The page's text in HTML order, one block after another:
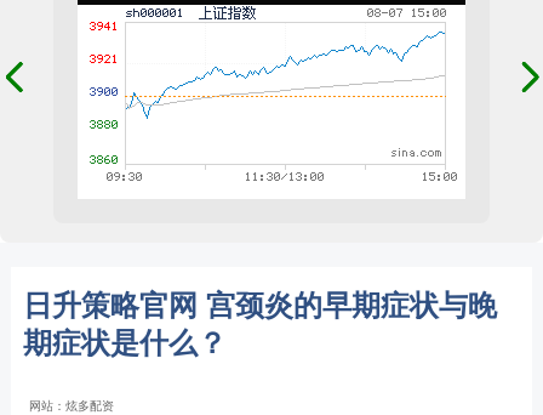
日升策略官网 宫颈炎的早期症状与晚
期症状是什么？
网站：炫多配资